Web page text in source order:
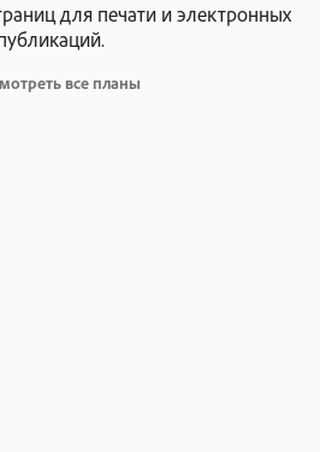
для печати и электронных
все планы